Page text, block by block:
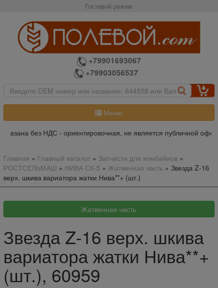
Гостевой режим
+79901693067
+79903056537
Меню
без НДС - ориентировочная, не является публичной
Главная » Главный каталог» Запчасти для комбайнов»
РОСТСЕЛЬМАШ » НИВА СК-5 » Жатвенная часть» Звезда Z-16
верх. шкива вариатора жатки Нива**+ (шт.)
Звезда Z-16 верх. шкива
вариатора жатки Нива**+
(шт.), 60959